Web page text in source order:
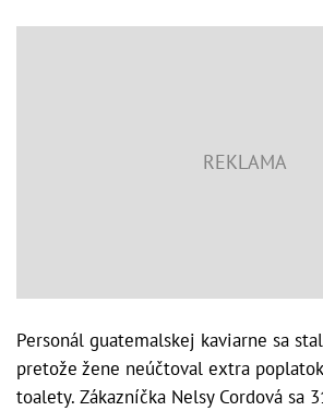
Personál guatemalskej kaviarne sa
pretože žene neúčtoval extra
toalety. Zákazníčka Nelsy Cordová sa